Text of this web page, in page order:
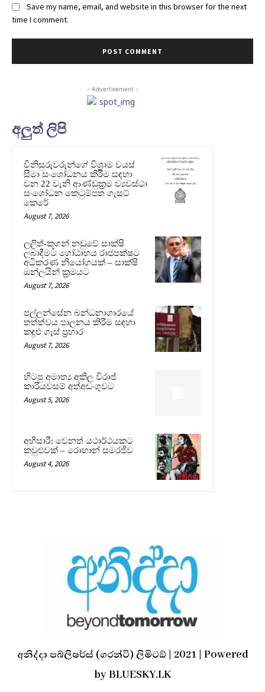
Save my name, email, and website in this browser for the next
time I comment.
- Advertisement -
අලුත් ලිපි
විනිසුරුවරුන්ගේ විශ්‍රාම වයස්
සීමා සංශෝධනය කිරීම සඳහා
වන 22 වැනි ආණ්ඩුක්‍රම ව්‍යවස්ථා
සංශෝධන කෙටුම්පත ගැසට්
කෙරේ
August 7, 2026
ලලිත්-කූගන් නඩුවේ සාක්ෂි
ලබාදීමට ගෝඨාභය රාජපක්ෂට
අධිකරණ නියෝගයක් – සාක්ෂි
ඔන්ලයින් ක්‍රමයට
August 7, 2026
පල්ලන්සේන බන්ධනාගාරයේ
තත්ත්වය පාලනය කිරීම සඳහා
කඳුළු ගෑස් ප්‍රහාර
August 7, 2026
හිටපු අමාත්‍ය අකිල විරාජ්
කාරියවසම් අත්අඩංගුවට
August 5, 2026
අභිසාරී: වෙනත් යථාර්ථයකට
කවුළුවක් – රොහාන් සමරජීව
August 4, 2026
අනිද්දා පබ්ලිෂර්ස් (ගරන්ටි) ලිමිටඞ් | 2021 | Powered
by BLUESKY.LK